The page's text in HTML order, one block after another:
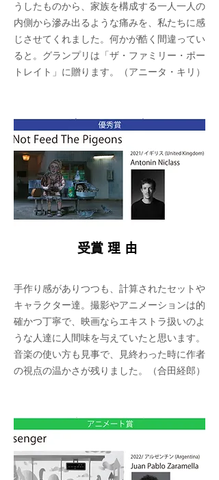
うしたものから、家族を構成する一人一人の
内側から滲み出るような痛みを、私たちに感
じさせてくれました。何かが酷く間違ってい
ると。グランプリは「ザ・ファミリー・ポー
トレイト」に贈ります。（アニータ・キリ）
​受賞理由
手作り感がありつつも、計算されたセットや
キャラクター達。撮影やアニメーションは的
確かつ丁寧で、映画ならエキストラ扱いのよ
うな人達に人間味を与えていたと思います。
音楽の使い方も見事で、見終わった時に作者
の視点の温かさが残りました。（合田経郎）